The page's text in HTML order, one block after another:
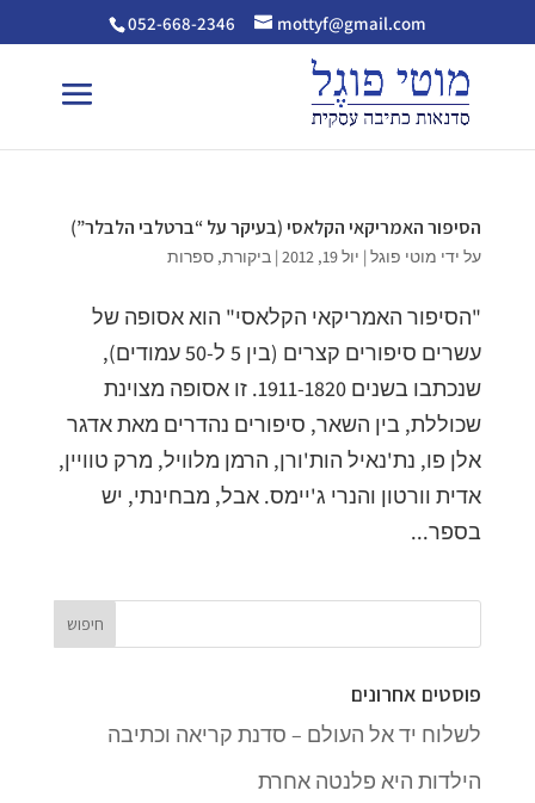
052-668-2346 mottyf@gmail.com
הסיפור האמריקאי הקלאסי (בעיקר על “ברטלבי הלבלר”)
על ידי מוטי פוגל| יול 19, 2012 | ביקורת, ספרות
"הסיפור האמריקאי הקלאסי" הוא אסופה של
עשרים סיפורים קצרים (בין 5 ל-50 עמודים),
שנכתבו בשנים 1911-1820. זו אסופה מצוינת
שכוללת, בין השאר, סיפורים נהדרים מאת אדגר
אלן פו, נת'נאיל הות'ורן, הרמן מלוויל, מרק טוויין,
אדית וורטון והנרי ג'יימס. אבל, מבחינתי, יש
בספר...
פוסטים אחרונים
לשלוח יד אל העולם – סדנת קריאה וכתיבה
הילדות היא פלנטה אחרת